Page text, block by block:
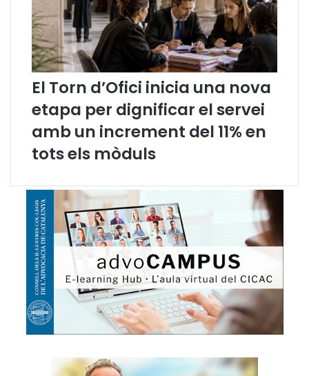
o
i
C
i
v
l
El Torn d’Ofici inicia una nova
etapa per dignificar el servei
amb un increment del 11% en
tots els mòduls